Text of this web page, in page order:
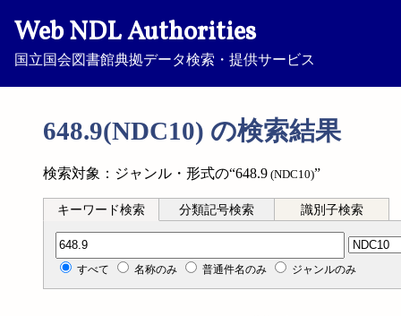
Web NDL Authorities
国立国会図書館典拠データ検索・提供サービス
648.9(NDC10) の検索結果
検索対象：ジャンル・形式の“648.9 (NDC10)”
キーワード検索 分類記号検索 識別子検索
分類記号検索
すべて 名称のみ 普通件名のみ ジャンルのみ